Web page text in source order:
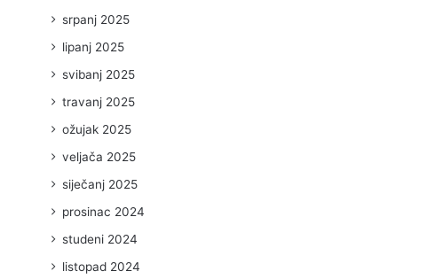
srpanj 2025
lipanj 2025
svibanj 2025
travanj 2025
ožujak 2025
veljača 2025
siječanj 2025
prosinac 2024
studeni 2024
listopad 2024